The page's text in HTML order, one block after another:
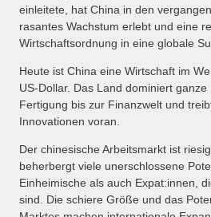
einleitete, hat China in den
rasantes Wachstum erlebt und eine
Wirtschaftsordnung in eine globale
Heute ist China eine Wirtschaft im
US‑Dollar. Das Land dominiert
Fertigung bis zur Finanzwelt und
Innovationen voran.
Der chinesische Arbeitsmarkt ist
beherbergt viele unerschlossene
Einheimische als auch Expat:innen,
sind. Die schiere Größe und das